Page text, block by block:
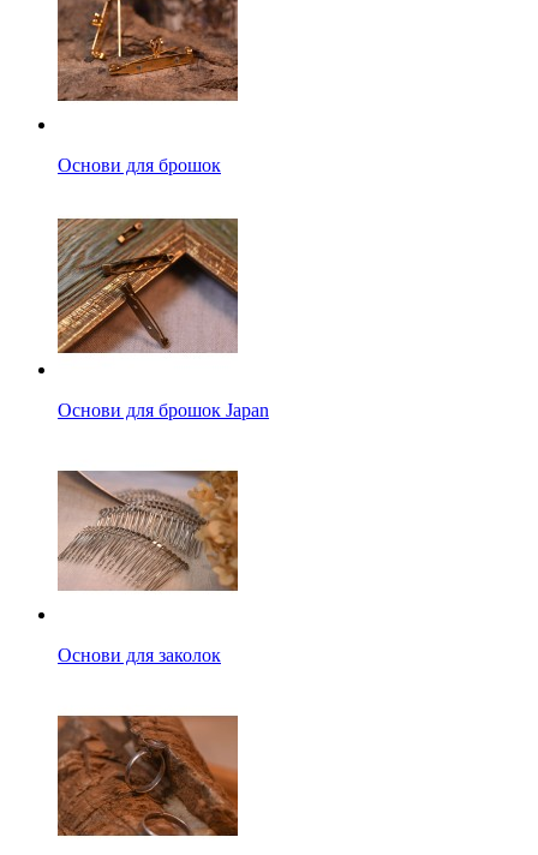
Основи для брошок
Основи для брошок Japan
Основи для заколок